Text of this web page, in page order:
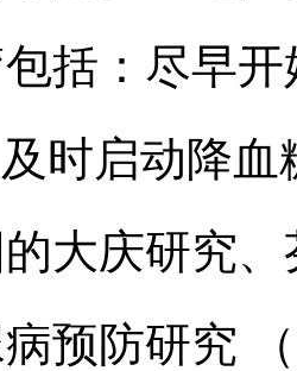
括：尽早
及时启动降
大庆研究
预防研究